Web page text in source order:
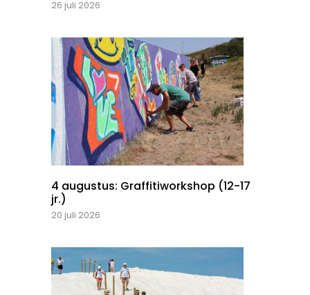
26 juli 2026
4 augustus: Graffitiworkshop (12-17
jr.)
20 juli 2026